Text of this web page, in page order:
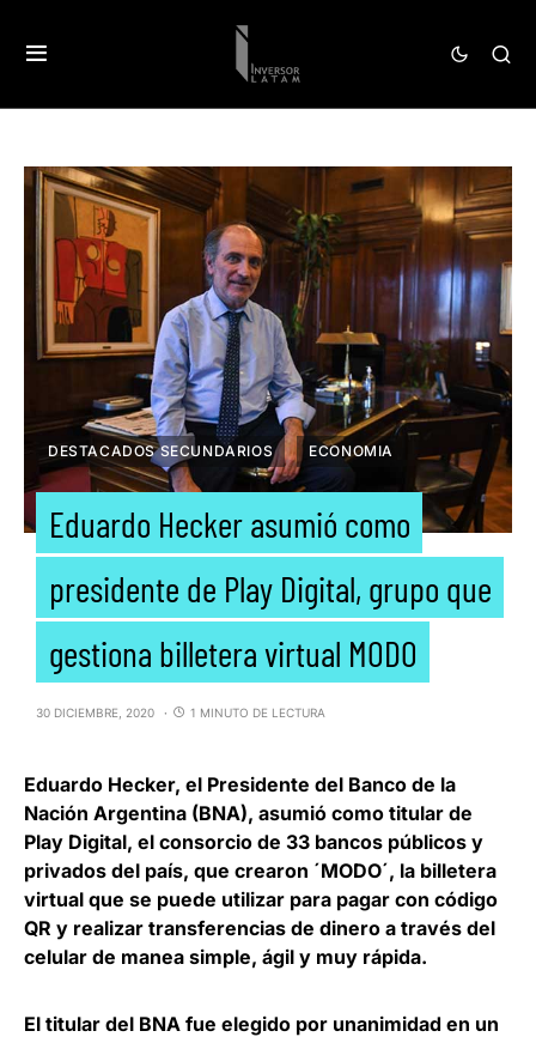
DESTACADOS SECUNDARIOS ECONOMIA
Eduardo Hecker asumió como
presidente de Play Digital, grupo que
gestiona billetera virtual MODO
30 DICIEMBRE, 2020 1 MINUTO DE LECTURA
Eduardo Hecker, el Presidente del Banco de la
Nación Argentina (BNA), asumió como titular de
Play Digital, el consorcio de 33 bancos públicos y
privados del país, que crearon ´MODO´, la billetera
virtual que se puede utilizar para pagar con código
QR y realizar transferencias de dinero a través del
celular de manea simple, ágil y muy rápida.
El titular del BNA fue elegido por unanimidad en un